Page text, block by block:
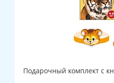
Подарочный комплект с